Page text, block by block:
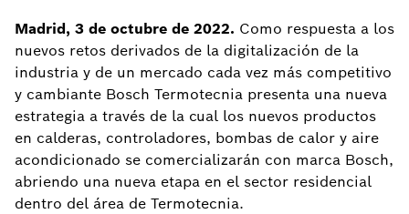
Madrid, 3 de octubre de 2022. Como respuesta a los
nuevos retos derivados de la digitalización de la
industria y de un mercado cada vez más competitivo
y cambiante Bosch Termotecnia presenta una nueva
estrategia a través de la cual los nuevos productos
en calderas, controladores, bombas de calor y aire
acondicionado se comercializarán con marca Bosch,
abriendo una nueva etapa en el sector residencial
dentro del área de Termotecnia.